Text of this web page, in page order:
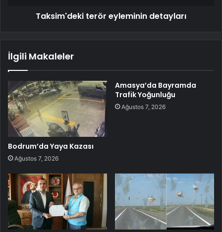
Taksim'deki terör eyleminin detayları
İlgili Makaleler
Bodrum’da Yaya Kazası
Ağustos 7, 2026
Amasya’da Bayramda
Trafik Yoğunluğu
Ağustos 7, 2026